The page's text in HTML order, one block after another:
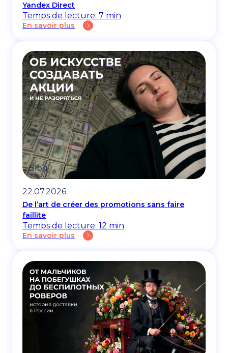
Yandex Direct
Temps de lecture: 7 min
En savoir plus
Blog
22.07.2026
De l’art de créer des promotions sans faire
faillite
Temps de lecture: 12 min
En savoir plus